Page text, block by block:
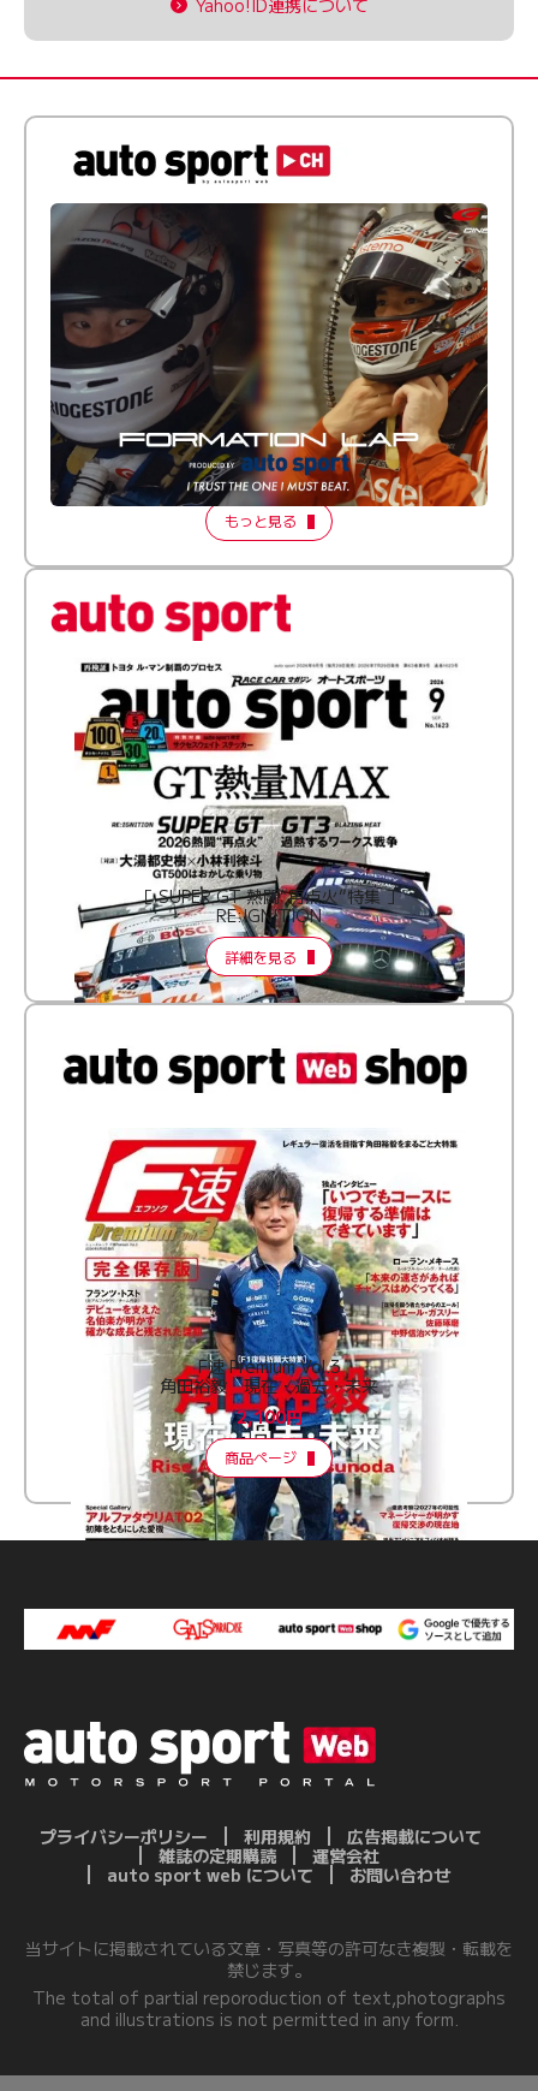
Yahoo!ID連携について
倒す相手を、信じてる。小林利徠斗 × 野村勇斗
【FORMATION LAP Produced by auto sport】
2026 Episode 2
もっと見る
［ SUPER GT 熱闘“再点火”特集 ］
RE:IGNITION
詳細を見る
F速 Premium Vol.3
角田裕毅 現在・過去・未来
2,100円
商品ページ
プライバシーポリシー 利用規約
広告掲載について
雑誌の定期購読
運営会社
auto sport web について
お問い合わせ
当サイトに掲載されている文章・写真等の許可なき複製・転載を
禁じます。
The total of partial reporoduction of text,photographs
and illustrations is not permitted in any form.